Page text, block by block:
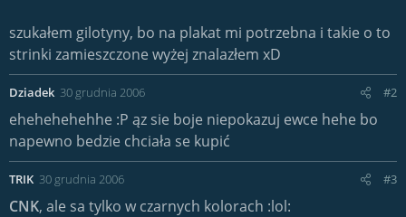
szukałem gilotyny, bo na plakat mi potrzebna i takie o to
strinki zamieszczone wyżej znalazłem xD
Dziadek 30 grudnia 2006 #2
ehehehehehhe :P ąz sie boje niepokazuj ewce hehe bo
napewno bedzie chciała se kupić
TRIK 30 grudnia 2006 #3
CNK, ale sa tylko w czarnych kolorach :lol: